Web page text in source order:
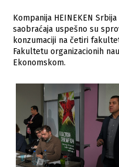
Kompanija HEINEKEN
saobraćaja uspešno su
konzumaciji na četiri
Fakultetu organizacionih
Ekonomskom.